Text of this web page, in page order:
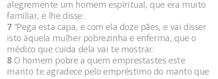
alegremente um homem espiritual, que era muito
familiar, e lhe disse:
7 “Pega esta capa, e com ela doze pães, e vai disser
isto àquela mulher pobrezinha e enferma, que o
médico que cuida dela vai te mostrar:
8 O homem pobre a quem emprestastes este
manto te agradece pelo empréstimo do manto que